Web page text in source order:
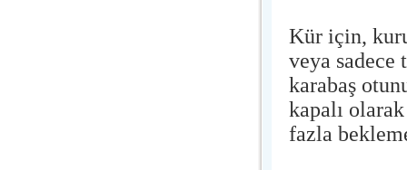
Kür için,
veya sadece
karabaş
kapalı
fazla